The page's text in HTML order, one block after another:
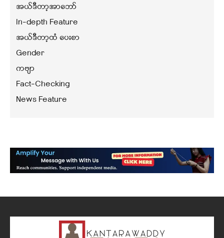
အယ်ဒီတာ့အာဘော်
In-depth Feature
အယ်ဒီတာ့ထံ ပေးစာ
Gender
ကဗျာ
Fact-Checking
News Feature